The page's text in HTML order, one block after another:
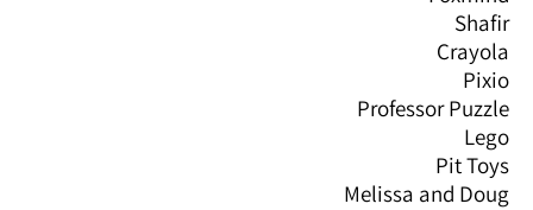
Shafir
Crayola
Pixio
Professor Puzzle
Lego
Pit Toys
Melissa and Doug